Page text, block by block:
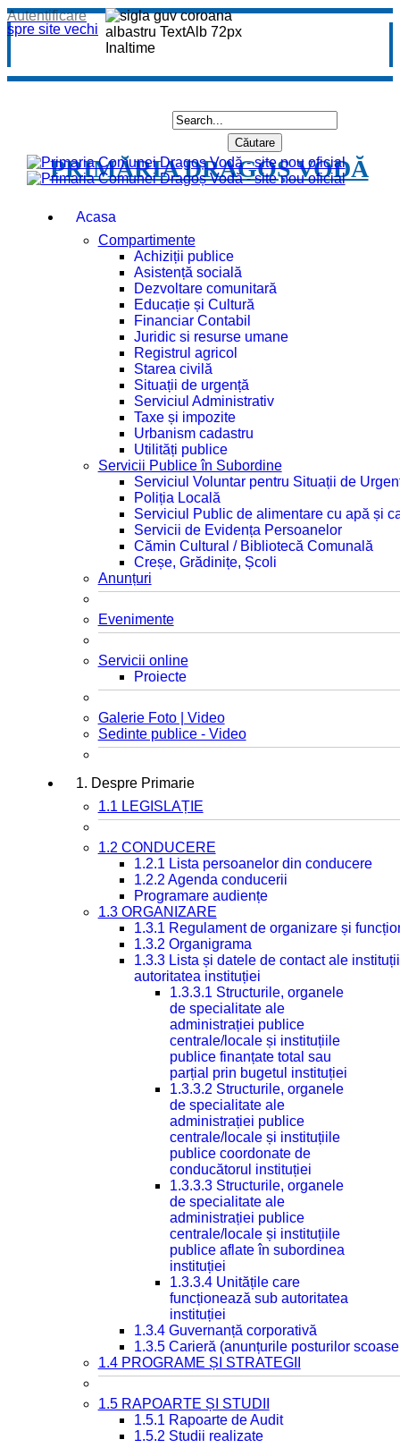
spre site vechi
Autentificare
PRIMĂRIA DRAGOȘ VODĂ
Acasa
Compartimente
Achiziții publice
Asistență socială
Dezvoltare comunitară
Educație și Cultură
Financiar Contabil
Juridic si resurse umane
Registrul agricol
Starea civilă
Situații de urgență
Serviciul Administrativ
Taxe și impozite
Urbanism cadastru
Utilități publice
Servicii Publice în Subordine
Serviciul Voluntar pentru Situații de
Poliția Locală
Serviciul Public de alimentare cu apă și
Servicii de Evidența Persoanelor
Cămin Cultural / Bibliotecă Comunală
Creșe, Grădinițe, Școli
Anunțuri
Evenimente
Servicii online
Proiecte
Galerie Foto | Video
Sedinte publice - Video
1. Despre Primarie
1.1 LEGISLAȚIE
1.2 CONDUCERE
1.2.1 Lista persoanelor din conducere
1.2.2 Agenda conducerii
Programare audiențe
1.3 ORGANIZARE
1.3.1 Regulament de organizare și
1.3.2 Organigrama
1.3.3 Lista și datele de contact ale
autoritatea instituției
1.3.3.1 Structurile, organele
de specialitate ale
administrației publice
centrale/locale și instituțiile
publice finanțate total sau
parțial prin bugetul instituției
1.3.3.2 Structurile, organele
de specialitate ale
administrației publice
centrale/locale și instituțiile
publice coordonate de
conducătorul instituției
1.3.3.3 Structurile, organele
de specialitate ale
administrației publice
centrale/locale și instituțiile
publice aflate în subordinea
instituției
1.3.3.4 Unitățile care
funcționează sub autoritatea
instituției
1.3.4 Guvernanță corporativă
1.3.5 Carieră (anunțurile posturilor
1.4 PROGRAME ȘI STRATEGII
1.5 RAPOARTE ȘI STUDII
1.5.1 Rapoarte de Audit
1.5.2 Studii realizate